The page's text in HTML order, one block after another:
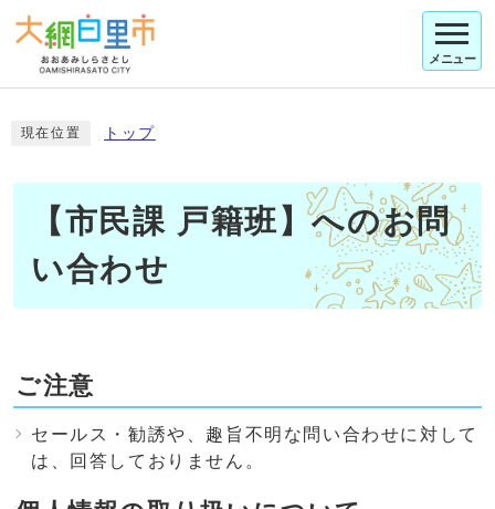
メニュー
現在位置 トップ
【市民課 戸籍班】へのお問
い合わせ
ご注意
セールス・勧誘や、趣旨不明な問い合わせに対して
は、回答しておりません。